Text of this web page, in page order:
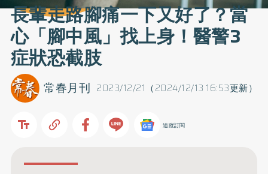
長輩走路腳痛一下又好了？當
心「腳中風」找上身！醫警3
症狀恐截肢
2023/12/21（2024/12/13 16:53更新）
常春月刊
追蹤訂閱